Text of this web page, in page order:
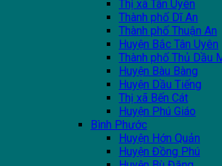
Thị xã Tân Uyên
Thành phố Dĩ An
Thành phố Thuận An
Huyện Bắc Tân Uyên
Thành phố Thủ Dầu
Huyện Bàu Bàng
Huyện Dầu Tiếng
Thị xã Bến Cát
Huyện Phú Giáo
Bình Phước
Huyện Hớn Quản
Huyện Đồng Phú